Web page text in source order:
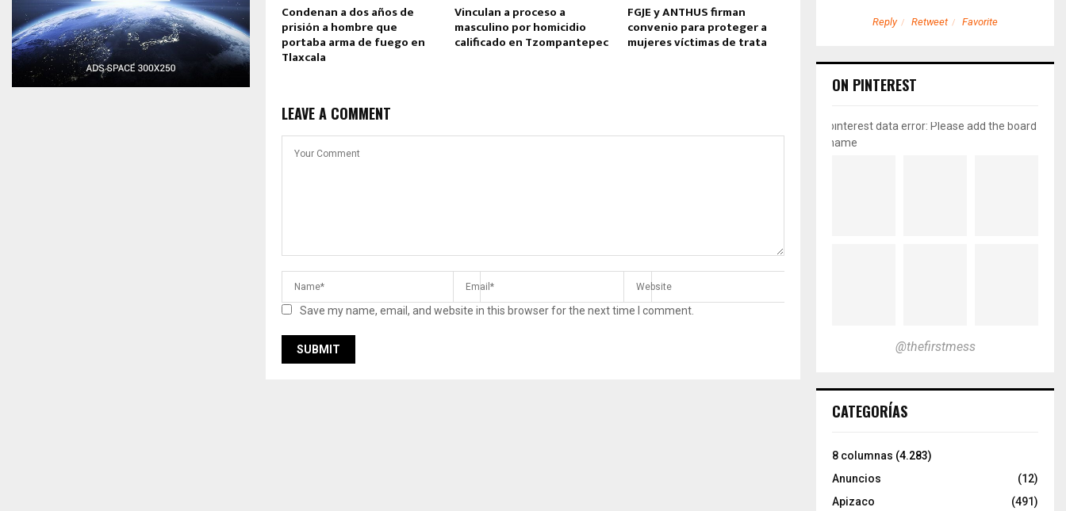
Condenan a dos años de
prisión a hombre que
portaba arma de fuego en
Tlaxcala
Vinculan a proceso a
masculino por homicidio
calificado en Tzompantepec
FGJE y ANTHUS firman
convenio para proteger a
mujeres víctimas de trata
LEAVE A COMMENT
Save my name, email, and website in this browser for the next time I comment.
Retweet Favorite Reply Retweet Reply Retweet Favorite
ON PINTEREST
pinterest data error: Please add the board
name
@thefirstmess
CATEGORÍAS
8 columnas (4.283)
Anuncios
(12)
Apizaco
(491)